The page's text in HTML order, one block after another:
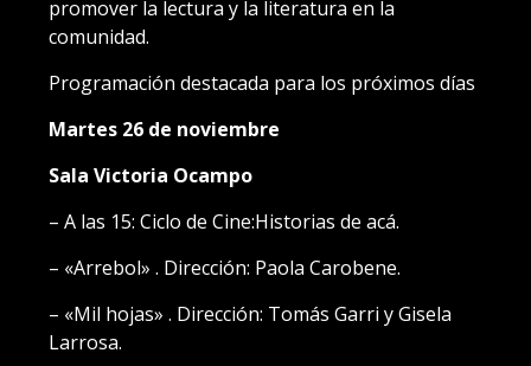
promover la lectura y la literatura en la
comunidad.
Programación destacada para los próximos días
Martes 26 de noviembre
Sala Victoria Ocampo
– A las 15: Ciclo de Cine:Historias de acá.
– «Arrebol» . Dirección: Paola Carobene.
– «Mil hojas» . Dirección: Tomás Garri y Gisela
Larrosa.